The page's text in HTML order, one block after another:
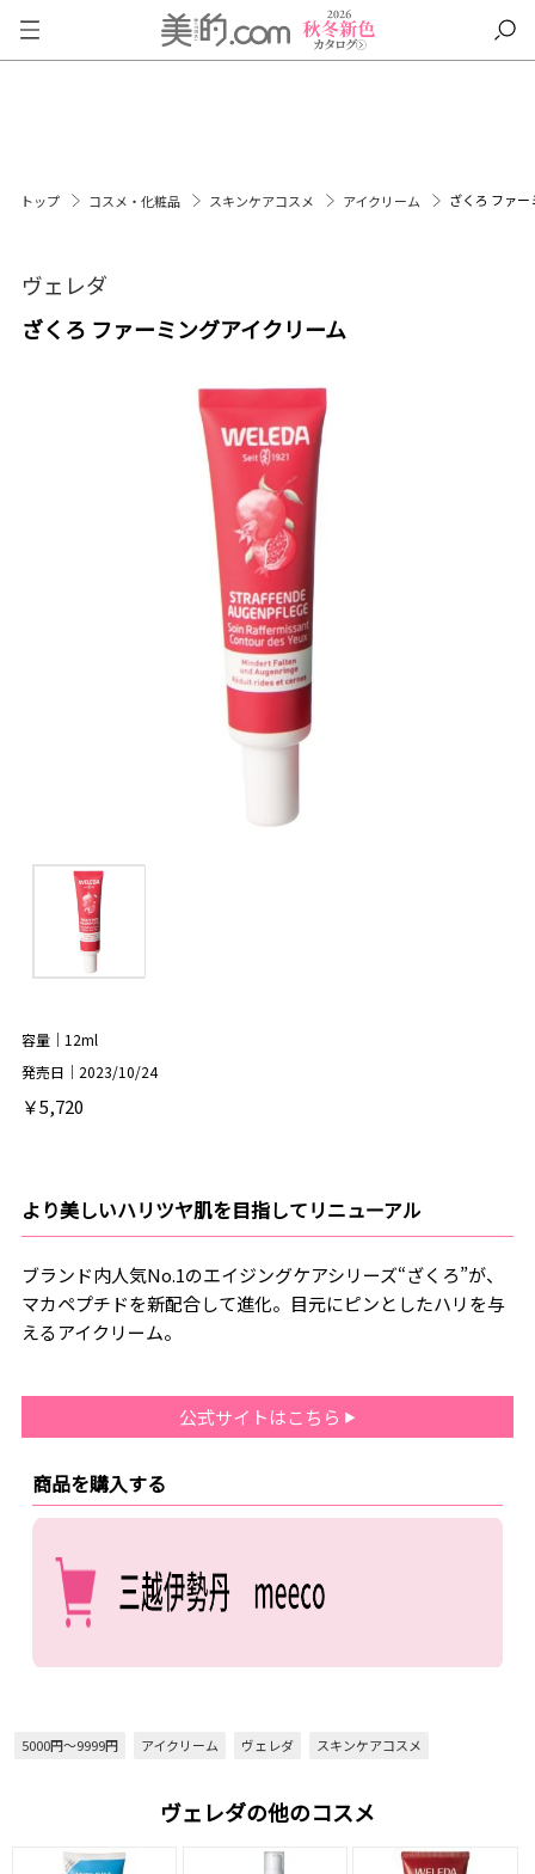
トップ コスメ・化粧品 スキンケアコスメ アイクリーム ざくろ ファ
ヴェレダ
ざくろ ファーミングアイクリーム
容量｜12ml
発売日｜2023/10/24
￥5,720
より美しいハリツヤ肌を目指してリニューアル
ブランド内人気No.1のエイジングケアシリーズ“ざくろ”が、
マカペプチドを新配合して進化。目元にピンとしたハリを与
えるアイクリーム。
公式サイトはこちら
商品を購入する
5000円～9999円 アイクリーム ヴェレダ スキンケアコスメ
ヴェレダの他のコスメ